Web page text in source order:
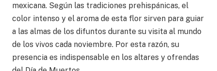
mexicana. Según las tradiciones prehispánicas, el
color intenso y el aroma de esta flor sirven para guiar
a las almas de los difuntos durante su visita al mundo
de los vivos cada noviembre. Por esta razón, su
presencia es indispensable en los altares y ofrendas